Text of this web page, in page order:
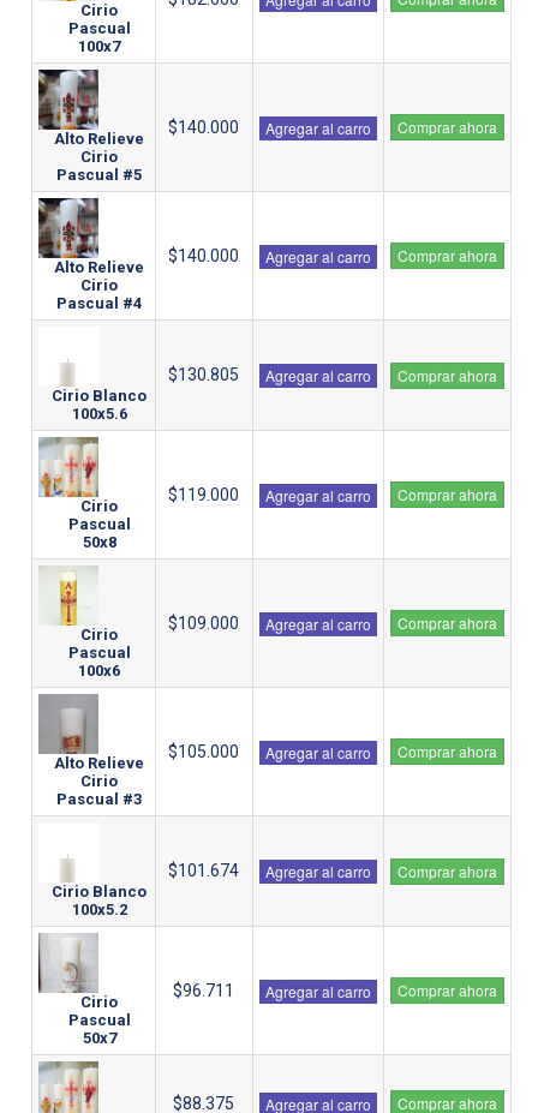
Cirio
Pascual
100x7
Alto Relieve
Cirio
Pascual #5
$140.000 Agregar al carro Comprar ahora
Alto Relieve
Cirio
Pascual #4
$140.000 Agregar al carro Comprar ahora
Cirio Blanco
100x5.6
$130.805 Agregar al carro Comprar ahora
Cirio
Pascual
50x8
$119.000 Agregar al carro Comprar ahora
Cirio
Pascual
100x6
$109.000 Agregar al carro Comprar ahora
Alto Relieve
Cirio
Pascual #3
$105.000 Agregar al carro Comprar ahora
Cirio Blanco
100x5.2
$101.674 Agregar al carro Comprar ahora
Cirio
Pascual
50x7
$96.711 Agregar al carro Comprar ahora
$88.375 Agregar al carro Comprar ahora